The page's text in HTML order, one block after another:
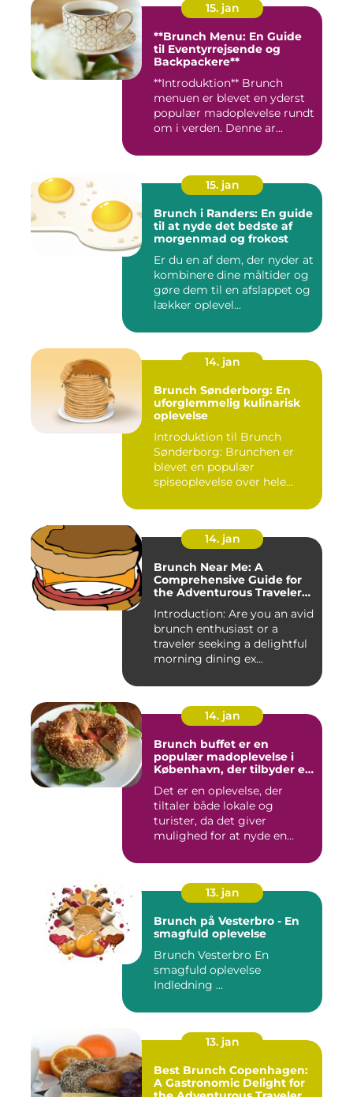
15. jan
**Brunch Menu: En Guide
til Eventyrrejsende og
Backpackere**
**Introduktion** Brunch
menuen er blevet en yderst
populær madoplevelse rundt
om i verden. Denne ar...
15. jan
Brunch i Randers: En guide
til at nyde det bedste af
morgenmad og frokost
Er du en af dem, der nyder at
kombinere dine måltider og
gøre dem til en afslappet og
lækker oplevel...
14. jan
Brunch Sønderborg: En
uforglemmelig kulinarisk
oplevelse
Introduktion til Brunch
Sønderborg: Brunchen er
blevet en populær
spiseoplevelse over hele
14. jan
Brunch Near Me: A
Comprehensive Guide for
the Adventurous Traveler
Introduction: Are you an avid
brunch enthusiast or a
traveler seeking a delightful
morning dining ex...
14. jan
Brunch buffet er en
populær madoplevelse i
København, der tilbyder en
der spænder fra friske
salater og smørrebrød til
bagels, pandekager og
æggekager
Det er en oplevelse, der
tiltaler både lokale og
turister, da det giver
mulighed for at nyde en
13. jan
Brunch på Vesterbro - En
smagfuld oplevelse
Brunch Vesterbro En
smagfuld oplevelse
Indledning ...
13. jan
Best Brunch Copenhagen:
A Gastronomic Delight for